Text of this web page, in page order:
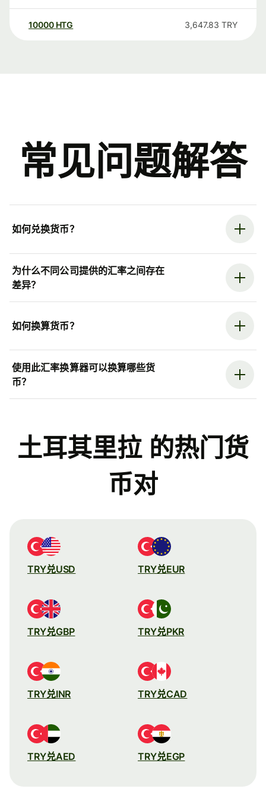
10000 HTG 3,647.83 TRY
常见问题解答
如何兑换货币？
为什么不同公司提供的汇率之间存在
差异？
如何换算货币？
使用此汇率换算器可以换算哪些货
币？
土耳其里拉 的热门货
币对
TRY兑USD TRY兑EUR
TRY兑GBP TRY兑PKR
TRY兑INR TRY兑CAD
TRY兑AED TRY兑EGP